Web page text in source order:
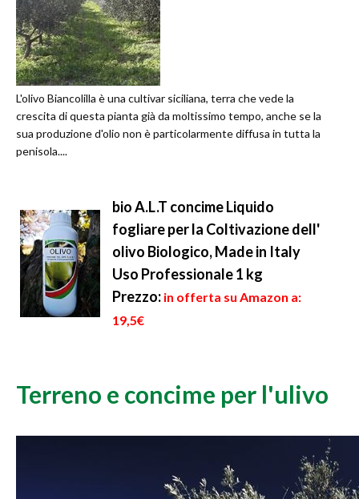
L'olivo Biancolilla è una cultivar siciliana, terra che vede la
crescita di questa pianta già da moltissimo tempo, anche se la
sua produzione d'olio non è particolarmente diffusa in tutta la
penisola....
bio A.L.T concime Liquido
fogliare per la Coltivazione dell'
olivo Biologico, Made in Italy
Uso Professionale 1 kg
Prezzo: in offerta su Amazon a:
19,5€
Terreno e concime per l'ulivo